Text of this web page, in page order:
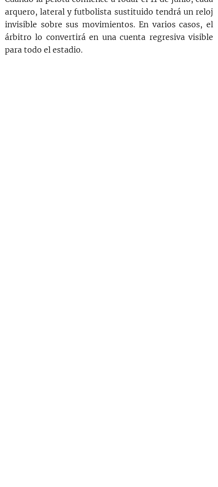
arquero, lateral y futbolista sustituido tendrá un reloj
invisible sobre sus movimientos. En varios casos, el
árbitro lo convertirá en una cuenta regresiva visible
para todo el estadio.